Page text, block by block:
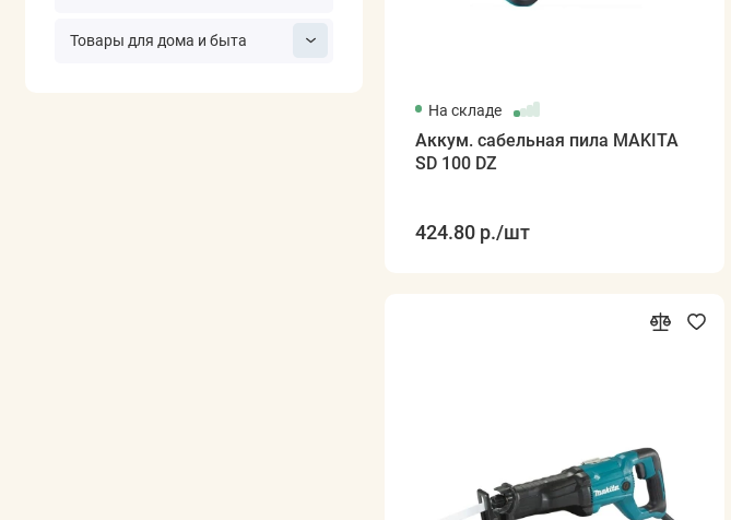
Товары для дома и быта
На складе
Аккум. сабельная пила MAKITA
SD 100 DZ
424.80 р./шт